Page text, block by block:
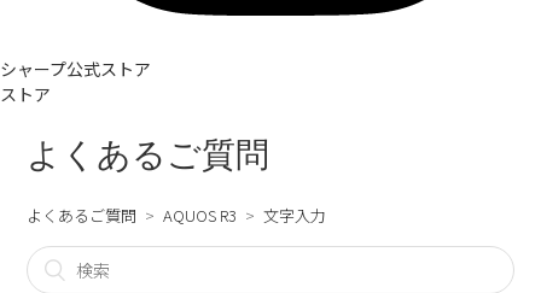
シャープ公式ストア
ストア
よくあるご質問
よくあるご質問 AQUOS R3 文字入力